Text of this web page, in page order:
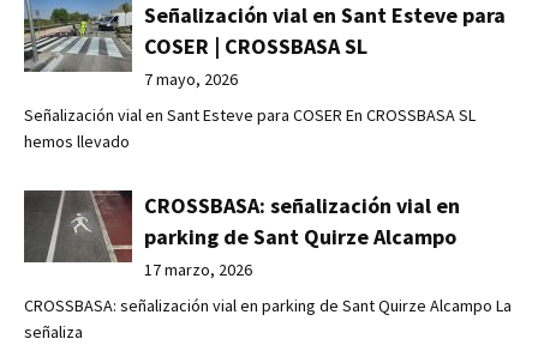
Señalización vial en Sant Esteve para
COSER | CROSSBASA SL
7 mayo, 2026
Señalización vial en Sant Esteve para COSER En CROSSBASA SL
hemos llevado
CROSSBASA: señalización vial en
parking de Sant Quirze Alcampo
17 marzo, 2026
CROSSBASA: señalización vial en parking de Sant Quirze Alcampo La
señaliza